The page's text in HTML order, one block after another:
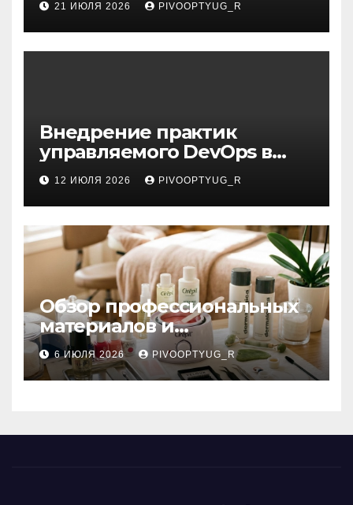
21 ИЮЛЯ 2026 PIVOOPTYUG_R
Внедрение практик
управляемого DevOps в
корпоративную ИТ-
инфраструктуру
12 ИЮЛЯ 2026 PIVOOPTYUG_R
Обзор профессиональных
материалов и
инструментов для
маникюра, депиляции,
наращивания ресниц и
6 ИЮЛЯ 2026 PIVOOPTYUG_R